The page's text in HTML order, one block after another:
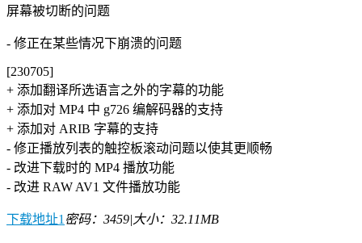
屏幕被切断的问题
- 修正在某些情况下崩溃的问题
[230705]
+ 添加翻译所选语言之外的字幕的功能
+ 添加对 MP4 中 g726 编解码器的支持
+ 添加对 ARIB 字幕的支持
- 修正播放列表的触控板滚动问题以使其更顺畅
- 改进下载时的 MP4 播放功能
- 改进 RAW AV1 文件播放功能
下载地址1 密码：3459| 大小：32.11MB